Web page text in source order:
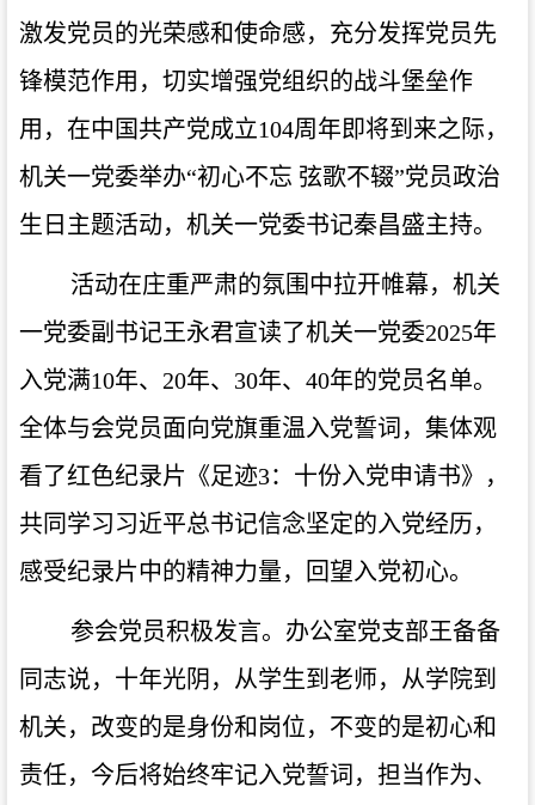
激发党员的光荣感和使命感，充分发挥党员先
锋模范作用，切实增强党组织的战斗堡垒作
用，在中国共产党成立104周年即将到来之际，
机关一党委举办“初心不忘 弦歌不辍”党员政治
生日主题活动，机关一党委书记秦昌盛主持。
活动在庄重严肃的氛围中拉开帷幕，机关
一党委副书记王永君宣读了机关一党委2025年
入党满10年、20年、30年、40年的党员名单。
全体与会党员面向党旗重温入党誓词，集体观
看了红色纪录片《足迹3：十份入党申请书》，
共同学习习近平总书记信念坚定的入党经历，
感受纪录片中的精神力量，回望入党初心。
参会党员积极发言。办公室党支部王备备
同志说，十年光阴，从学生到老师，从学院到
机关，改变的是身份和岗位，不变的是初心和
责任，今后将始终牢记入党誓词，担当作为、